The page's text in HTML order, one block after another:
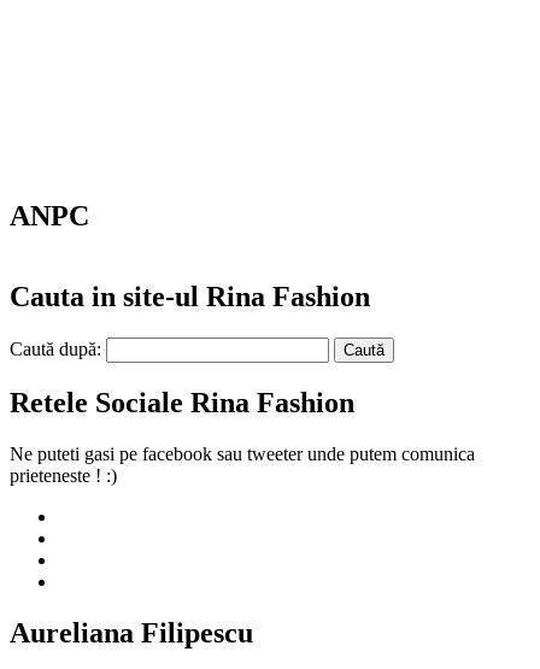
ANPC
Cauta in site-ul Rina Fashion
Caută după:
Retele Sociale Rina Fashion
Ne puteti gasi pe facebook sau tweeter unde putem comunica
prieteneste ! :)
Aureliana Filipescu